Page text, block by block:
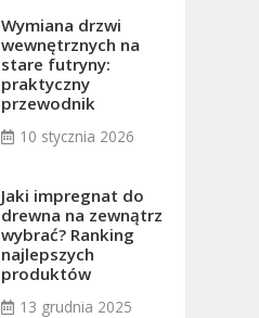
Wymiana drzwi
wewnętrznych na
stare futryny:
praktyczny
przewodnik
10 stycznia 2026
Jaki impregnat do
drewna na zewnątrz
wybrać? Ranking
najlepszych
produktów
13 grudnia 2025